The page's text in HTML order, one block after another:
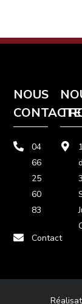
NOUS
04
66
25
60
83
Contact